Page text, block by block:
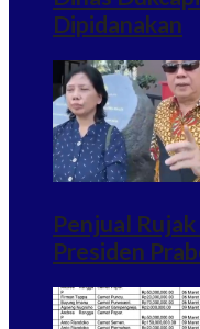
Dipidanakan
Penjual
Presiden